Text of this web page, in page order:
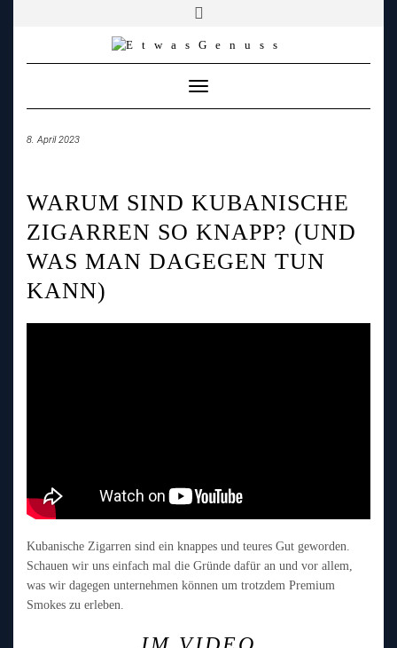
Toggle
Navigation
8. April 2023
WARUM SIND KUBANISCHE
ZIGARREN SO KNAPP? (UND
WAS MAN DAGEGEN TUN
KANN)
Kubanische Zigarren sind ein knappes und teures Gut geworden.
Schauen wir uns einfach mal die Gründe dafür an und vor allem,
was wir dagegen unternehmen können um trotzdem Premium
Smokes zu erleben.